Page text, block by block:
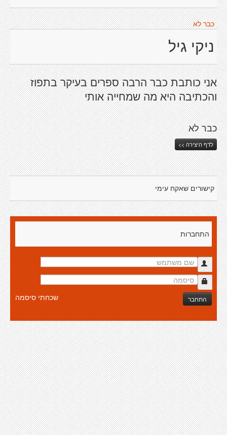
כבר לא
ניקי גיל
אני כותבת כבר הרבה ספרים בעיקר בתפוז
והכתיבה היא מה שמחייה אותי
כבר לא
לדף היצירה >>
קישורים שאקח עימי
התחברות
התחבר שכחתי סיסמה